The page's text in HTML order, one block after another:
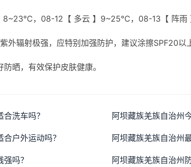
8~23℃，08-12【 多云 】9~25℃，08-13【 阵雨
外辐射极强，应特别加强防护，建议涂擦SPF20以
晒，有效保护皮肤健康。
洗车吗？ 阿坝藏族羌族自治州
户外运动吗？ 阿坝藏族羌族自治州
吗？ 阿坝藏族羌族自治州